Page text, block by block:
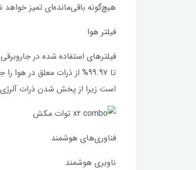
هیچ‌گونه باقی‌مانده‌ای تمیز
فیلتر هوا
تا 99.97% از ذرات معلق در
است زیرا از پخش شدن ذرات
فناوری‌های هوشمند
ناوبری هوشمند